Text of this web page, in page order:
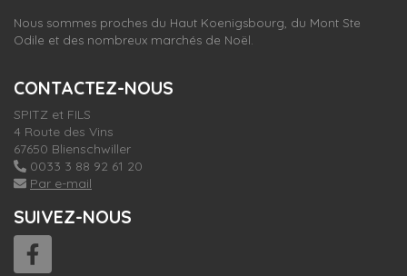
Nous sommes proches du Haut Koenigsbourg, du Mont Ste
Odile et des nombreux marchés de Noël.
CONTACTEZ-NOUS
SPITZ et FILS
4 Route des Vins
67650 Blienschwiller
0033 3 88 92 61 20
Par e-mail
SUIVEZ-NOUS